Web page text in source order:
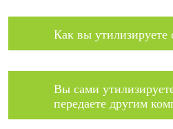
Как вы утилизируете
Вы сами
передаете другим